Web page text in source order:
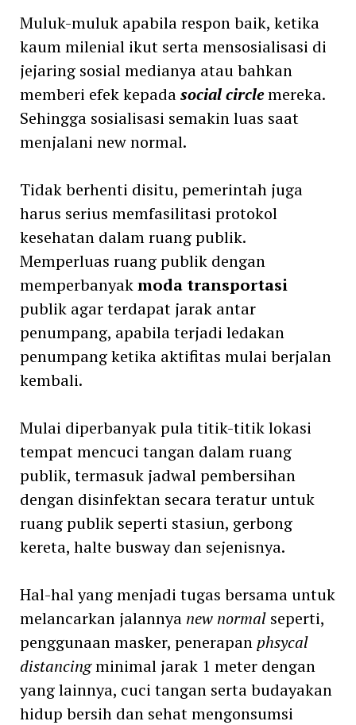
Muluk-muluk apabila respon baik, ketika
kaum milenial ikut serta mensosialisasi di
jejaring sosial medianya atau bahkan
memberi efek kepadasocial circlemereka.
Sehingga sosialisasi semakin luas saat
menjalani new normal.
Tidak berhenti disitu, pemerintah juga
harus serius memfasilitasi protokol
kesehatan dalam ruang publik.
Memperluas ruang publik dengan
memperbanyakmoda transportasi
publik agar terdapat jarak antar
penumpang, apabila terjadi ledakan
penumpang ketika aktifitas mulai berjalan
kembali.
Mulai diperbanyak pula titik-titik lokasi
tempat mencuci tangan dalam ruang
publik, termasuk jadwal pembersihan
dengan disinfektan secara teratur untuk
ruang publik seperti stasiun, gerbong
kereta, halte busway dan sejenisnya.
Hal-hal yang menjadi tugas bersama untuk
melancarkan jalannya new normalseperti,
penggunaan masker, penerapan phsycal
distancingminimal jarak 1 meter dengan
yang lainnya, cuci tangan serta budayakan
hidup bersih dan sehat mengonsumsi